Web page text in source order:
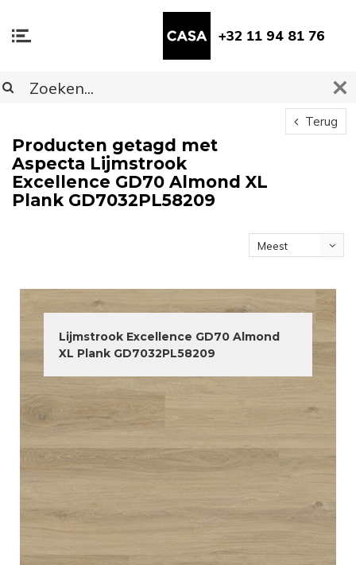
+32 11 94 81 76
Terug
Producten getagd met
Aspecta Lijmstrook
Excellence GD70 Almond XL
Plank GD7032PL58209
Meest
Lijmstrook Excellence GD70 Almond
XL Plank GD7032PL58209